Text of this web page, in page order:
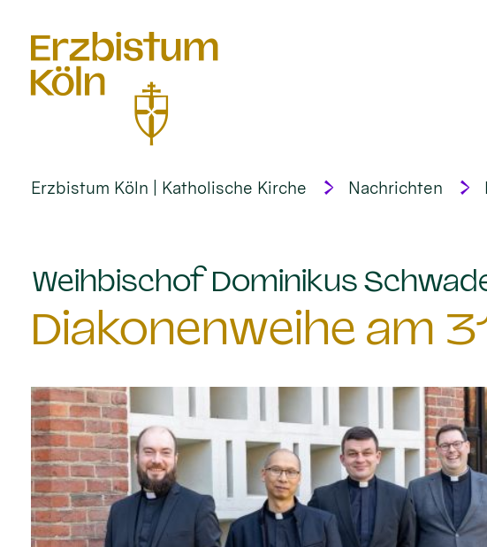
Erzbistum Köln | Katholische Kirche Nachrichten
Weihbischof Dominikus
Diakonenweihe am